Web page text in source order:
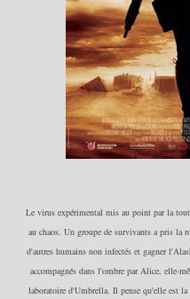
Le virus expérimental mis au point par la
au chaos. Un groupe de survivants a pris la
d'autres humains non infectés et gagner
accompagnés dans l'ombre par Alice, elle-
laboratoire d'Umbrella. Il pense qu'elle est